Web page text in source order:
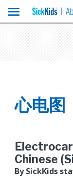
menu
心电图
Chinese
By SickKids